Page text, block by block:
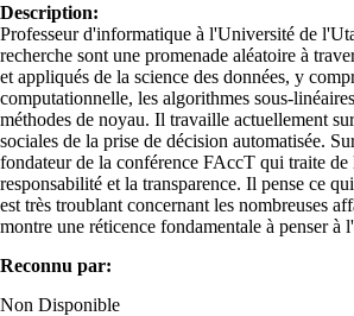
Description:
Professeur d'informatique à l'Université de
recherche sont une promenade aléatoire à
et appliqués de la science des données, y
computationnelle, les algorithmes sous-
méthodes de noyau. Il travaille actuellement
sociales de la prise de décision automatisée.
fondateur de la conférence FAccT qui traite de
responsabilité et la transparence. Il pense ce
est très troublant concernant les nombreuses
montre une réticence fondamentale à penser à
Reconnu par:
Non Disponible